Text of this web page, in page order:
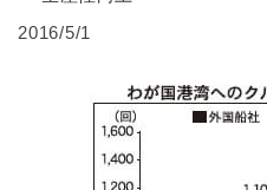
2016/5/1